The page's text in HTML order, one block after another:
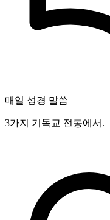
매일 성경 말씀
3가지 기독교 전통에서.